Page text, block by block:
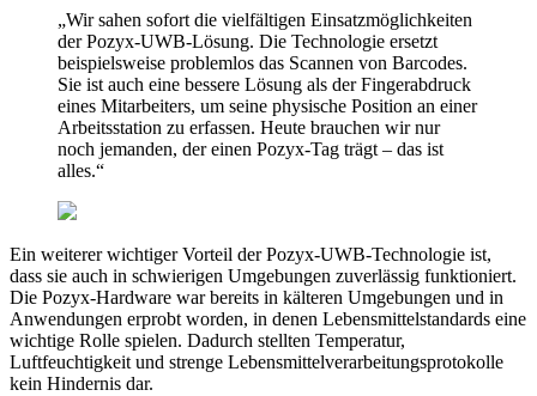
„Wir sahen sofort die vielfältigen Einsatzmöglichkeiten
der Pozyx-UWB-Lösung. Die Technologie ersetzt
beispielsweise problemlos das Scannen von Barcodes.
Sie ist auch eine bessere Lösung als der Fingerabdruck
eines Mitarbeiters, um seine physische Position an einer
Arbeitsstation zu erfassen. Heute brauchen wir nur
noch jemanden, der einen Pozyx-Tag trägt – das ist
alles.“
Ein weiterer wichtiger Vorteil der Pozyx-UWB-Technologie ist,
dass sie auch in schwierigen Umgebungen zuverlässig funktioniert.
Die Pozyx-Hardware war bereits in kälteren Umgebungen und in
Anwendungen erprobt worden, in denen Lebensmittelstandards eine
wichtige Rolle spielen. Dadurch stellten Temperatur,
Luftfeuchtigkeit und strenge Lebensmittelverarbeitungsprotokolle
kein Hindernis dar.